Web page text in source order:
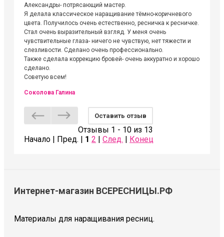
Александры- потрясающий мастер.
Я делала классическое наращивание тёмно-коричневого
цвета. Получилось очень естественно, ресничка к ресничке.
Стал очень выразительный взгляд. У меня очень
чувствительные глаза- ничего не чувствую, нет тяжести и
слезливости. Сделано очень профессионально.
Также сделала коррекцию бровей- очень аккуратно и хорошо
сделано.
Советую всем!
Соколова Галина
Оставить отзыв
Отзывы 1 - 10 из 13
Начало | Пред. | 1 2 След. Конец
Интернет-магазин ВСЕРЕСНИЦЫ.РФ
Материалы для наращивания ресниц.